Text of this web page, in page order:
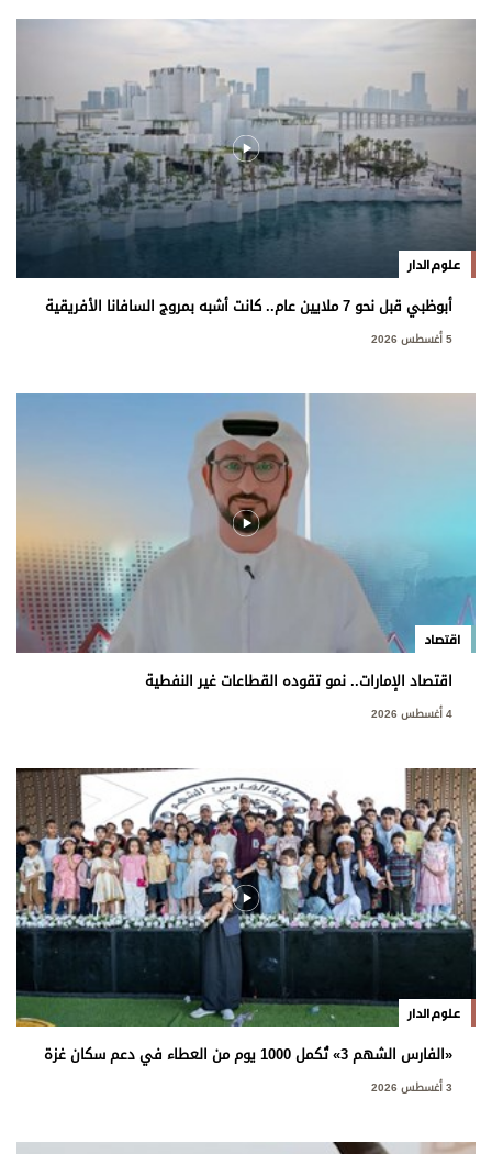
علوم الدار
أبوظبي قبل نحو 7 ملايين عام.. كانت أشبه بمروج السافانا الأفريقية
5 أغسطس 2026
اقتصاد
اقتصاد الإمارات.. نمو تقوده القطاعات غير النفطية
4 أغسطس 2026
علوم الدار
«الفارس الشهم 3» تُكمل 1000 يوم من العطاء في دعم سكان غزة
3 أغسطس 2026